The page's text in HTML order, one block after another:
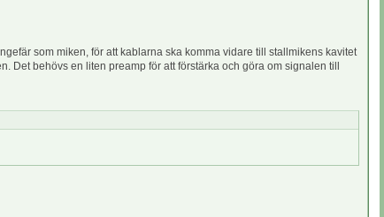
som miken, för att kablarna ska komma vidare till stallmikens kavitet
behövs en liten preamp för att förstärka och göra om signalen till